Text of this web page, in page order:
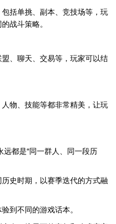
括单挑、副本、竞技场等，玩
战斗策略。
、聊天、交易等，玩家可以结
物、技能等都非常精美，让玩
远都是“同一群人、同一段历
史时期，以赛季迭代的方式融
到不同的游戏话本。